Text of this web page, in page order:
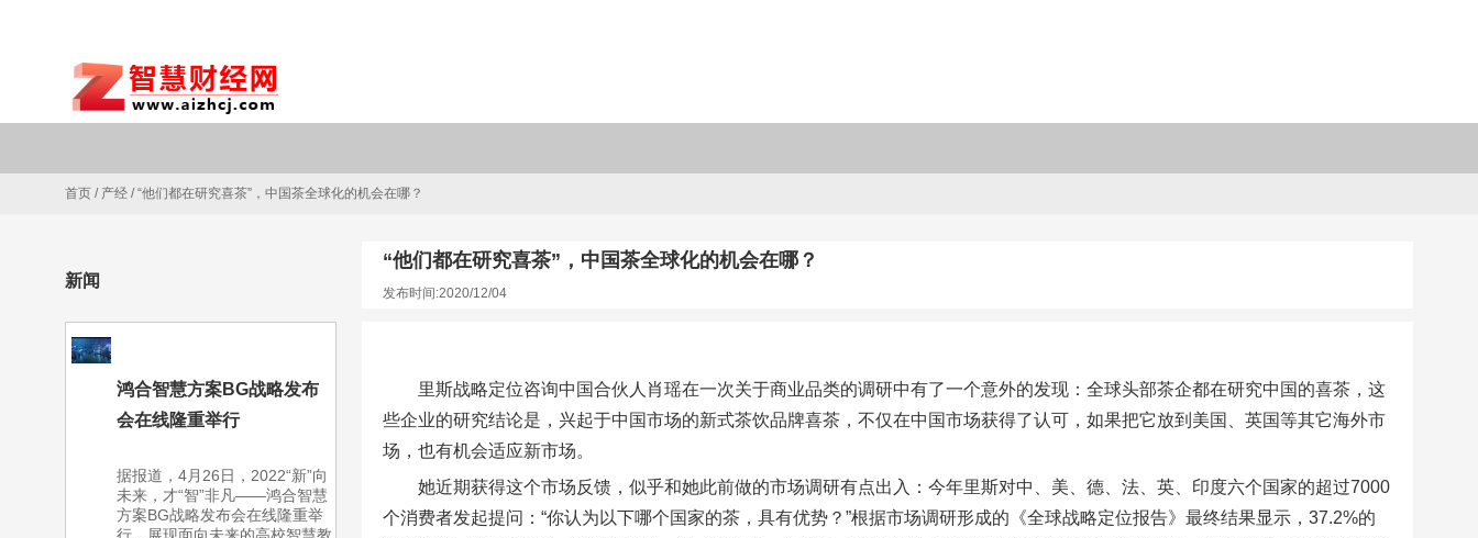
首页 / 产经 /“他们都在研究喜茶”，中国茶全球化的机会在哪？
新闻
鸿合智慧方案BG战略发布
会在线隆重举行
据报道，4月26日，2022“新”向
未来，才“智”非凡——鸿合智慧
方案BG战略发布会在线隆重举
“他们都在研究喜茶”，中国茶全球化的机会在哪？
发布时间:2020/12/04
里斯战略定位咨询中国合伙人肖瑶在一次关于商业品类的调研中有了一个意外的发现：全球头部茶企都在研究中国的喜茶，这
些企业的研究结论是，兴起于中国市场的新式茶饮品牌喜茶，不仅在中国市场获得了认可，如果把它放到美国、英国等其它海外市
场，也有机会适应新市场。
她近期获得这个市场反馈，似乎和她此前做的市场调研有点出入：今年里斯对中、美、德、法、英、印度六个国家的超过7000
个消费者发起提问：“你认为以下哪个国家的茶，具有优势？”根据市场调研形成的《全球战略定位报告》最终结果显示，37.2%的